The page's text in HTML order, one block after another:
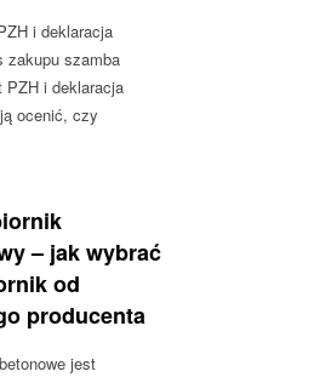
i deklaracja
zakupu szamba
PZH i deklaracja
ocenić, czy
– jak wybrać
od
producenta
jest